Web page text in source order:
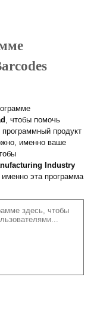
, чтобы помочь
продукт
именно ваше
Industry
эта программа